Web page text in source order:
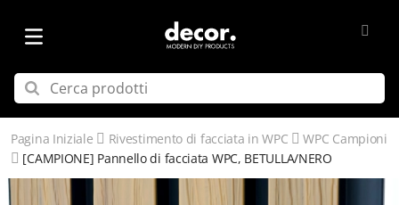
Pagina Iniziale Rivestimento di facciata in WPC
WPC Campioni
[CAMPIONE] Pannello di facciata WPC, BETULLA/NERO